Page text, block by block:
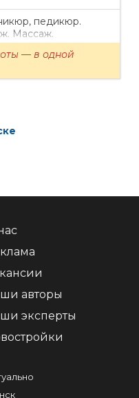
педикюр.
Массаж.
— в одной
авторы
эксперты